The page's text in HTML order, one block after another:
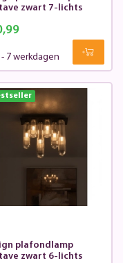
zwart 7-lichts
- 7 werkdagen
plafondlamp
zwart 6-lichts